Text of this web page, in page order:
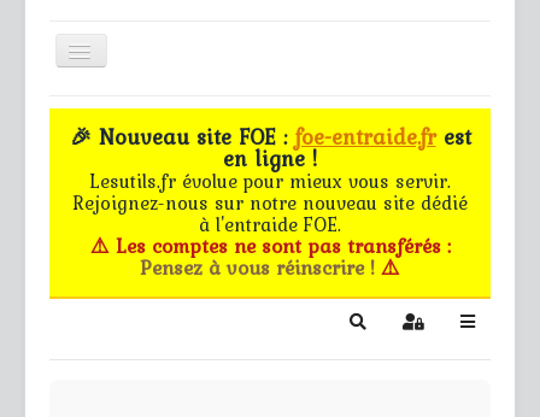
Toggle
Navigation
≡
Accueil
Le forum
Les G.M.s
🎉 Nouveau site FOE :foe-entraide.frest
en ligne !
Lesutils.fr évolue pour mieux vous servir.
Rejoignez-nous sur notre nouveau site dédié
à l'entraide FOE.
⚠️ Les comptes ne sont pas transférés :
Pensez à vous réinscrire !⚠️
SearchSign In